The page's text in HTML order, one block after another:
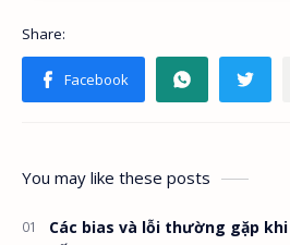
You may like these posts
Các bias và lỗi thường gặp